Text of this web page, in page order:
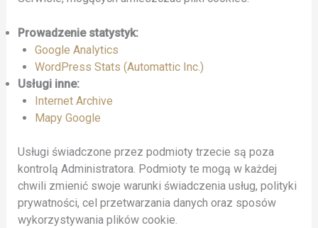
Prowadzenie statystyk:
Google Analytics
WordPress Stats (Automattic Inc.)
Usługi inne:
Internet Archive
Mapy Google
Usługi świadczone przez podmioty trzecie są poza
kontrolą Administratora. Podmioty te mogą w każdej
chwili zmienić swoje warunki świadczenia usług, polityki
prywatności, cel przetwarzania danych oraz sposów
wykorzystywania plików cookie.